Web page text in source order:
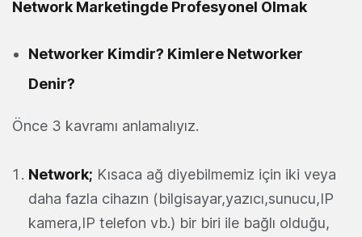
Network Marketingde Profesyonel Olmak
Networker Kimdir? Kimlere Networker
Denir?
Önce 3 kavramı anlamalıyız.
Network; Kısaca ağ diyebilmemiz için iki veya
daha fazla cihazın (bilgisayar,yazıcı,sunucu,IP
kamera,IP telefon vb.) bir biri ile bağlı olduğu,